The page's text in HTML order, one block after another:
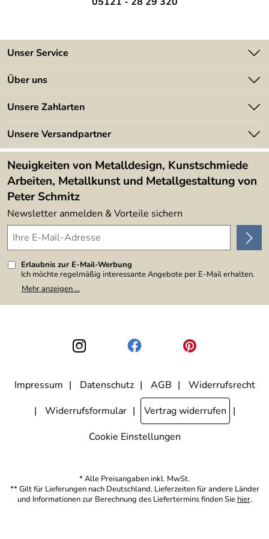
Unser Service
Kontakt
Kundeninformationen
Newsletter
Lieferbedingungen
Über uns
Angebote
Kundenbewertungen (394)
4,9/5
Unsere Zahlarten
Unsere Versandpartner
Neuigkeiten von Metalldesign, Kunstschmiede
Arbeiten, Metallkunst und Metallgestaltung von
Peter Schmitz
Newsletter anmelden & Vorteile sichern
Erlaubnis zur E-Mail-Werbung
Ich möchte regelmäßig interessante Angebote per E-Mail erhalten.
Meine E-Mail-Adresse wird nicht an andere Unternehmen
weitergegeben. Zu statistischen Zwecken wird in anonymer Form
den Link "Abmelden" am Ende des Newsletters anklicke. Die
Datenschutzerklärung
habe ich zur Kenntnis genommen.
Mehr anzeigen ...
Impressum Datenschutz AGB
Widerrufsrecht
Widerrufsformular
Vertrag widerrufen
Cookie Einstellungen
* Alle Preisangaben inkl. MwSt.
** Gilt für Lieferungen nach Deutschland. Lieferzeiten für andere Länder
und Informationen zur Berechnung des Liefertermins finden Sie hier.